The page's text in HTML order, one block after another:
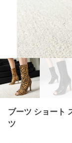
ブーツ ショート
ツ